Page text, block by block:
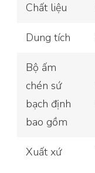
Chất liệu
Dung tích
Bộ ấm
chén sứ
bạch định
bao gồm
Xuất xứ